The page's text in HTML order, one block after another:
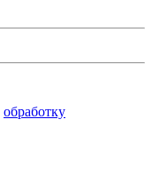
обработку